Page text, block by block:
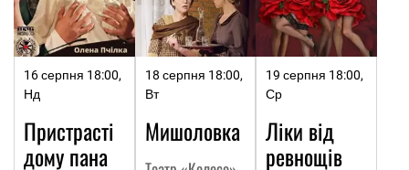
16 серпня 18:00,
Нд
Пристрасті
дому пана
18 серпня 18:00,
Вт
Мишоловка
19 серпня 18:00,
Ср
Ліки від
ревнощів